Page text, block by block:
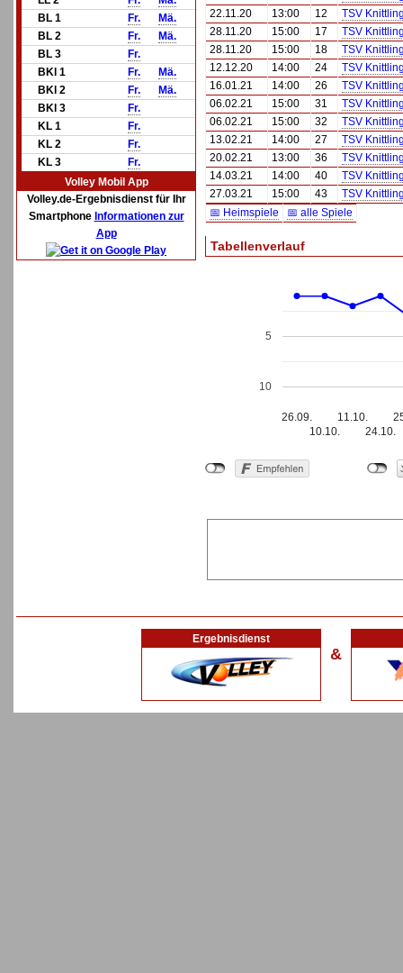
BL 1
Fr.
Mä.
BL 2
Fr.
Mä.
BL 3
Fr.
BKl 1
Fr.
Mä.
BKl 2
Fr.
Mä.
BKl 3
Fr.
KL 1
Fr.
KL 2
Fr.
KL 3
Fr.
Volley Mobil App
Volley.de-Ergebnisdienst für Ihr
Smartphone Informationen zur
App
22.11.20
13:00 12
TSV
28.11.20
15:00 17
TSV
28.11.20
15:00 18
TSV
12.12.20
14:00 24
TSV
16.01.21
14:00 26
TSV
06.02.21
15:00 31
TSV
06.02.21
15:00 32
TSV
13.02.21
14:00 27
TSV
20.02.21
13:00 36
TSV
14.03.21
14:00 40
TSV
27.03.21
15:00 43
TSV
📅 Heimspiele
📅 alle Spiele
Tabellenverlauf
26.09.
10.10.
11.10.
24.10.
5
10
Ergebnisdienst
&